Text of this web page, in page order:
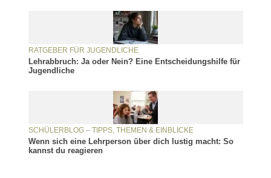
RATGEBER FÜR JUGENDLICHE
Lehrabbruch: Ja oder Nein? Eine Entscheidungshilfe für
Jugendliche
SCHÜLERBLOG – TIPPS, THEMEN & EINBLICKE
Wenn sich eine Lehrperson über dich lustig macht: So
kannst du reagieren